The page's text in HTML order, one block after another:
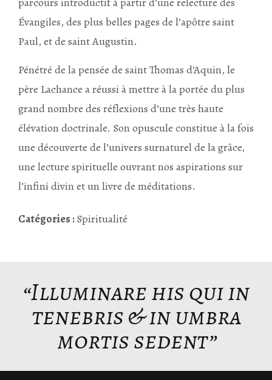
Évangiles, des plus belles pages de l’apôtre saint
Paul, et de saint Augustin.
Pénétré de la pensée de saint Thomas d’Aquin, le
père Lachance a réussi à mettre à la portée du plus
grand nombre des réflexions d’une très haute
élévation doctrinale. Son opuscule constitue à la fois
une découverte de l’univers surnaturel de la grâce,
une lecture spirituelle ouvrant nos aspirations sur
l’infini divin et un livre de méditations.
Catégories :Spiritualité
“Illuminare his qui in
tenebris & in umbra
mortis sedent”